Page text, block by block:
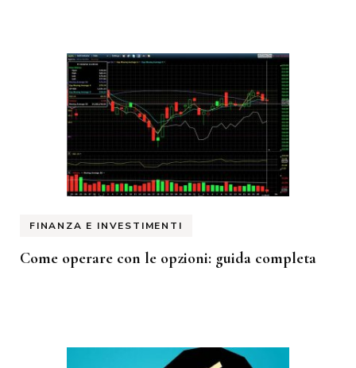
FINANZA E INVESTIMENTI
Come operare con le opzioni: guida completa